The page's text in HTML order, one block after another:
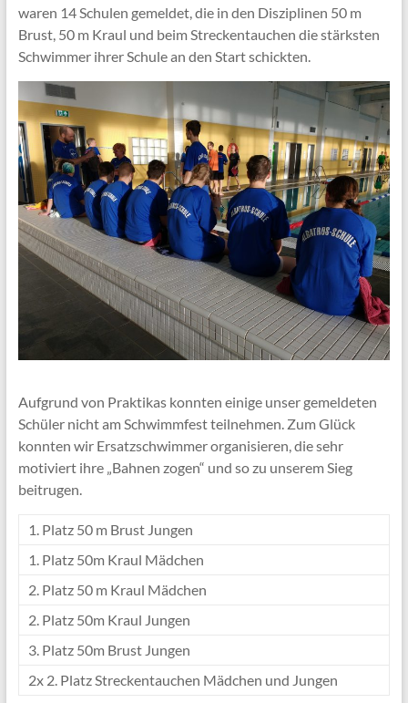
waren 14 Schulen gemeldet, die in den Disziplinen 50 m
Brust, 50 m Kraul und beim Streckentauchen die stärksten
Schwimmer ihrer Schule an den Start schickten.
Aufgrund von Praktikas konnten einige unser gemeldeten
Schüler nicht am Schwimmfest teilnehmen. Zum Glück
konnten wir Ersatzschwimmer organisieren, die sehr
motiviert ihre „Bahnen zogen“ und so zu unserem Sieg
beitrugen.
1. Platz 50 m Brust Jungen
1. Platz 50m Kraul Mädchen
2. Platz 50 m Kraul Mädchen
2. Platz 50m Kraul Jungen
3. Platz 50m Brust Jungen
2x 2. Platz Streckentauchen Mädchen und Jungen